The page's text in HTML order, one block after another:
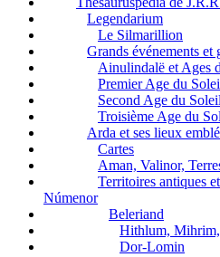
Legendarium
Le Silmarillion
Grands événements et
Ainulindalë et Ages
Premier Age du
Second Age du Soleil
Troisième Age du
Arda et ses lieux
Cartes
Aman, Valinor,
Territoires antiques
Númenor
Beleriand
Hithlum,
Dor-Lomin